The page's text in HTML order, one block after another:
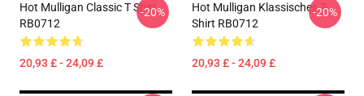
Hot Mulligan Classic T Shirt
RB0712
20,93 £ - 24,09 £
-20%
Hot Mulligan Klassisches T-
Shirt RB0712
20,93 £ - 24,09 £
-20%